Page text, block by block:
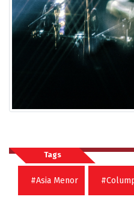
Tags
#Asia Menor